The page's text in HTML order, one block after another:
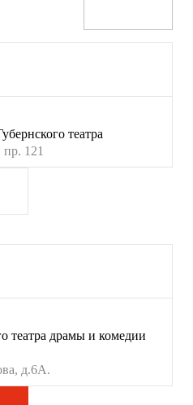
театра
121
театра драмы и комедии
д.6А.